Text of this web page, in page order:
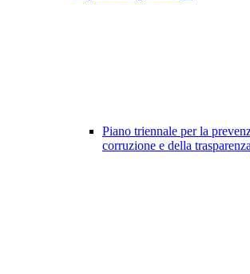
Piano triennale per la
corruzione e della trasparenza